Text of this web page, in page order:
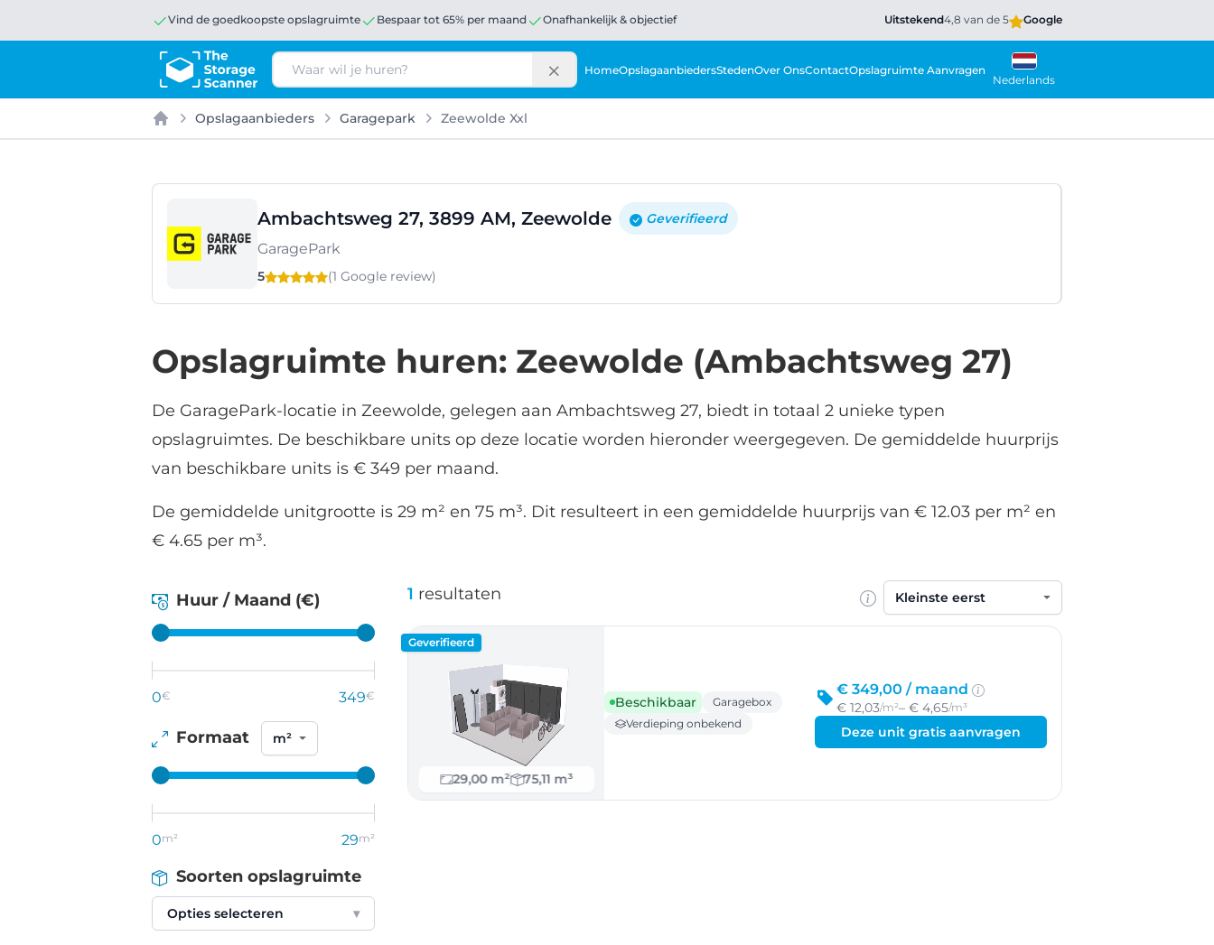
Vind de goedkoopste opslagruimte Bespaar tot 65% per maand Onafhankelijk & objectief Uitstekend4,8 van de 5 Google
Zoeken HomeOpslagaanbiedersStedenOver OnsContactOpslagruimte Aanvragen
Nederlands
Home
Opslagaanbieders Garagepark Zeewolde Xxl
Ambachtsweg 27, 3899 AM, Zeewolde Geverifieerd
GaragePark
5 (1 Google review)
Opslagruimte huren: Zeewolde (Ambachtsweg 27)
De GaragePark-locatie in Zeewolde, gelegen aan Ambachtsweg 27, biedt in totaal 2 unieke typen
opslagruimtes. De beschikbare units op deze locatie worden hieronder weergegeven. De gemiddelde huurprijs
van beschikbare units is € 349 per maand.
De gemiddelde unitgrootte is 29 m² en 75 m³. Dit resulteert in een gemiddelde huurprijs van € 12.03 per m² en
€ 4.65 per m³.
1 resultaten
Sorteren op
Geverifieerd
29,00 m² 75,11 m³
Beschikbaar
Garagebox
Verdieping onbekend
€ 349,00 / maand
€ 12,03/m²– € 4,65/m³
Deze unit gratis aanvragen
Huur / Maand (€)
0€ 349€
Formaat
0m² 29m²
Soorten opslagruimte
Opties selecteren ▾